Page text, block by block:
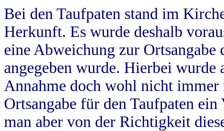
Bei den Taufpaten stand im
Herkunft. Es wurde deshalb
eine Abweichung zur
angegeben wurde. Hierbei wurde
Annahme doch wohl nicht
Ortsangabe für den Taufpaten
man aber von der Richtigkeit